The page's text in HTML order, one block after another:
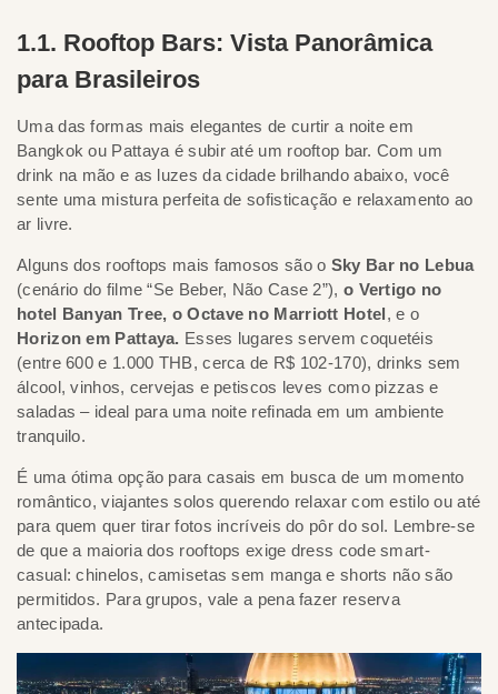
1.1. Rooftop Bars: Vista Panorâmica
para Brasileiros
Uma das formas mais elegantes de curtir a noite em
Bangkok ou Pattaya é subir até um rooftop bar. Com um
drink na mão e as luzes da cidade brilhando abaixo, você
sente uma mistura perfeita de sofisticação e relaxamento ao
ar livre.
Alguns dos rooftops mais famosos são o Sky Bar no Lebua
(cenário do filme “Se Beber, Não Case 2”), o Vertigo no
hotel Banyan Tree, o Octave no Marriott Hotel, e o
Horizon em Pattaya. Esses lugares servem coquetéis
(entre 600 e 1.000 THB, cerca de R$ 102-170), drinks sem
álcool, vinhos, cervejas e petiscos leves como pizzas e
saladas – ideal para uma noite refinada em um ambiente
tranquilo.
É uma ótima opção para casais em busca de um momento
romântico, viajantes solos querendo relaxar com estilo ou até
para quem quer tirar fotos incríveis do pôr do sol. Lembre-se
de que a maioria dos rooftops exige dress code smart-
casual: chinelos, camisetas sem manga e shorts não são
permitidos. Para grupos, vale a pena fazer reserva
antecipada.